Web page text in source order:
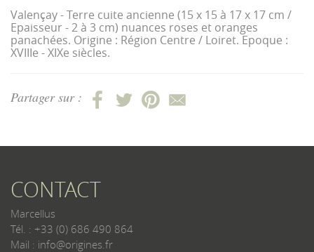
Valençay - Terre cuite ancienne (15 x 15 à 17 x 17 cm /
Epaisseur - 2 à 3 cm) nuances roses et oranges
panachées. Origine : Région Centre / Loiret. Epoque :
XVIIIe - XIXe siècles.
Partager sur :
CONTACT
Marcellus
Tél. : +33 (0) 686 490 864
Mail : info@origines.fr